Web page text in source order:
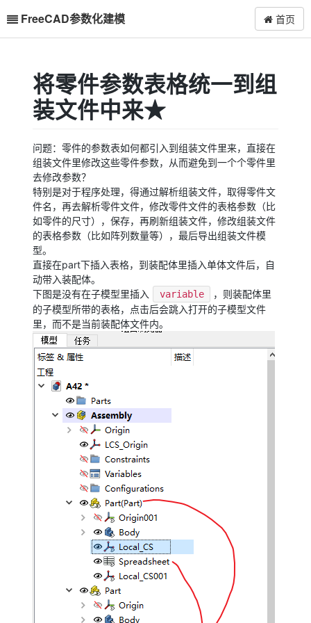
FreeCAD参数化建模 首页
将零件参数表格统一到组
装文件中来★
问题：零件的参数表如何都引入到组装文件里来，直接在
组装文件里修改这些零件参数，从而避免到一个个零件里
去修改参数？
特别是对于程序处理，得通过解析组装文件，取得零件文
件名，再去解析零件文件，修改零件文件的表格参数（比
如零件的尺寸），保存，再刷新组装文件，修改组装文件
的表格参数（比如阵列数量等），最后导出组装文件模
型。
直接在part下插入表格，到装配体里插入单体文件后，自
动带入装配体。
下图是没有在子模型里插入
variable
，则装配体里
的子模型所带的表格，点击后会跳入打开的子模型文件
里，而不是当前装配体文件内。